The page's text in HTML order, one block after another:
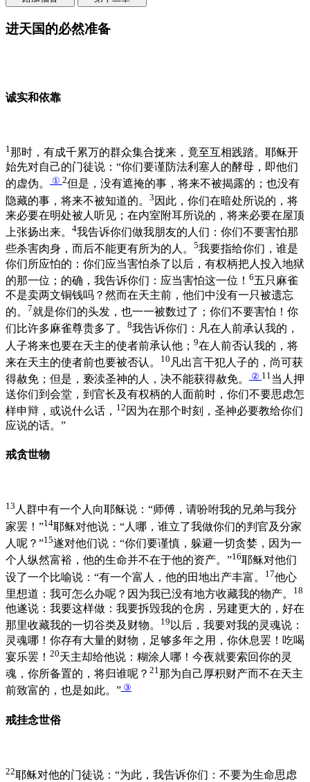
进天国的必然准备
诚实和依靠
1 那时，有成千累万的群众集合拢来，竟至互相践踏。耶稣开
始先对自己的门徒说：“你们要谨防法利塞人的酵母，即他们
的虚伪。
① 2但是，没有遮掩的事，将来不被揭露的；也没有
隐藏的事，将来不被知道的。 3 因此，你们在暗处所说的，将
来必要在明处被人听见；在内室附耳所说的，将来必要在屋顶
上张扬出来。 4我告诉你们做我朋友的人们：你们不要害怕那
些杀害肉身，而后不能更有所为的人。 5我要指给你们，谁是
你们所应怕的：你们应当害怕杀了以后，有权柄把人投入地狱
的那一位；的确，我告诉你们：应当害怕这一位！ 6五只麻雀
不是卖两文铜钱吗？然而在天主前，他们中没有一只被遗忘
的。 7就是你们的头发，也一一被数过了；你们不要害怕！你
们比许多麻雀尊贵多了。 8我告诉你们：凡在人前承认我的，
人子将来也要在天主的使者前承认他； 9在人前否认我的，将
来在天主的使者前也要被否认。
10 凡出言干犯人子的，尚可获
得赦免；但是，亵渎圣神的人，决不能获得赦免。
② 11当人押
送你们到会堂，到官长及有权柄的人面前时，你们不要思虑怎
样申辩，或说什么话， 12 因为在那个时刻，圣神必要教给你们
应说的话。”
戒贪世物
13 人群中有一个人向耶稣说：“师傅，请吩咐我的兄弟与我分
家罢！”14耶稣对他说：“人哪，谁立了我做你们的判官及分家
人呢？”15遂对他们说：“你们要谨慎，躲避一切贪婪，因为一
个人纵然富裕，他的生命并不在于他的资产。”16耶稣对他们
设了一个比喻说：“有一个富人，他的田地出产丰富。
17他心
里想道：我可怎么办呢？因为我已没有地方收藏我的物产。
18
他遂说：我要这样做：我要拆毁我的仓房，另建更大的，好在
那里收藏我的一切谷类及财物。
19以后，我要对我的灵魂说：
灵魂哪！你存有大量的财物，足够多年之用，你休息罢！吃喝
宴乐罢！ 20天主却给他说：糊涂人哪！今夜就要索回你的灵
魂，你所备置的，将归谁呢？ 21那为自己厚积财产而不在天主
前致富的，也是如此。” ③
戒挂念世俗
22耶稣对他的门徒说：“为此，我告诉你们：不要为生命思虑